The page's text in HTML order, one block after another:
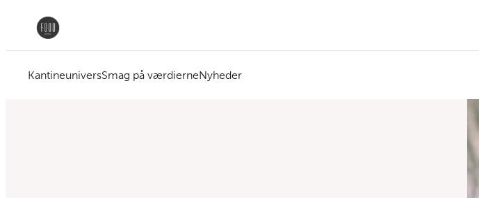
KantineuniversSmag på værdierneNyheder